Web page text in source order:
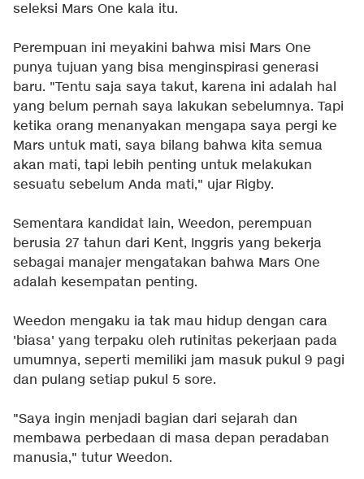
seleksi Mars One kala itu.
Perempuan ini meyakini bahwa misi Mars One
punya tujuan yang bisa menginspirasi generasi
baru. "Tentu saja saya takut, karena ini adalah hal
yang belum pernah saya lakukan sebelumnya. Tapi
ketika orang menanyakan mengapa saya pergi ke
Mars untuk mati, saya bilang bahwa kita semua
akan mati, tapi lebih penting untuk melakukan
sesuatu sebelum Anda mati," ujar Rigby.
Sementara kandidat lain, Weedon, perempuan
berusia 27 tahun dari Kent, Inggris yang bekerja
sebagai manajer mengatakan bahwa Mars One
adalah kesempatan penting.
Weedon mengaku ia tak mau hidup dengan cara
'biasa' yang terpaku oleh rutinitas pekerjaan pada
umumnya, seperti memiliki jam masuk pukul 9 pagi
dan pulang setiap pukul 5 sore.
"Saya ingin menjadi bagian dari sejarah dan
membawa perbedaan di masa depan peradaban
manusia," tutur Weedon.